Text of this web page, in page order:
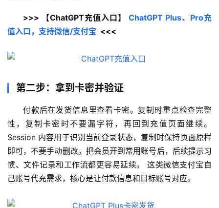
>>> 【ChatGPT充值入口】 ChatGPT Plus、Pro充
值入口，支持微信/支付宝
  <<<
第二步：拿到卡密并验证
付款后在发货信息里查看卡密。复制时重点检查完整
性，复制卡密时不要漏字符，再回到充值页面继续。
Session 内容用于识别当前登录状态，复制时保持页面原样
即可，不要手动删改。把会员开到常用账号后，后续提示习
惯、文件记录和工作流都更容易延续。 这类微信支付宝自
己账号代充需求，核心是让付款信息和目标账号对应。